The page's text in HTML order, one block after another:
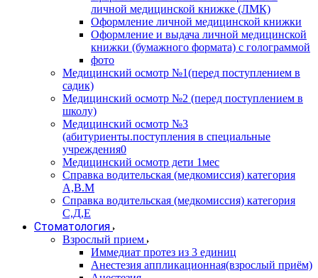
личной медицинской книжке (ЛМК)
Оформление личной медицинской книжки
Оформление и выдача личной медицинской
книжки (бумажного формата) с голограммой
фото
Медицинский осмотр №1(перед поступлением в
садик)
Медицинский осмотр №2 (перед поступлением в
школу)
Медицинский осмотр №3
(абитуриенты.поступления в специальные
учреждения0
Медицинский осмотр дети 1мес
Справка водительская (медкомиссия) категория
А,В.М
Справка водительская (медкомиссия) категория
С,Д,Е
Стоматология
Взрослый прием
Иммедиат протез из 3 единиц
Анестезия аппликационная(взрослый приём)